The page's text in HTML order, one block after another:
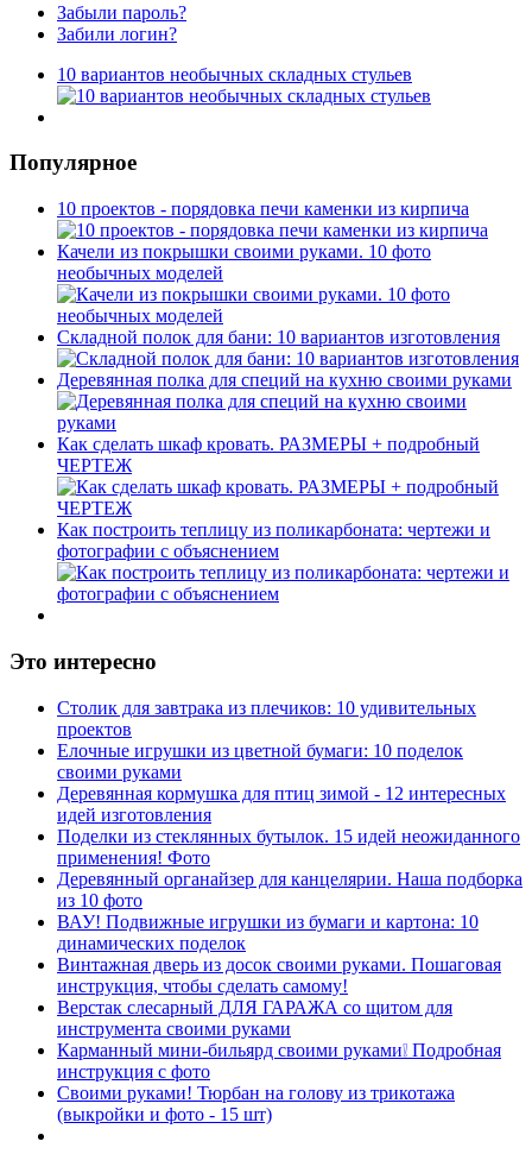
Забыли пароль?
Забили логин?
10 вариантов необычных складных стульев
Популярное
10 проектов - порядовка печи каменки из кирпича
Качели из покрышки своими руками. 10 фото
необычных моделей
Складной полок для бани: 10 вариантов изготовления
Деревянная полка для специй на кухню своими руками
Как сделать шкаф кровать. РАЗМЕРЫ + подробный
ЧЕРТЕЖ
Как построить теплицу из поликарбоната: чертежи и
фотографии с объяснением
Это интересно
Столик для завтрака из плечиков: 10 удивительных
проектов
Елочные игрушки из цветной бумаги: 10 поделок
своими руками
Деревянная кормушка для птиц зимой - 12 интересных
идей изготовления
Поделки из стеклянных бутылок. 15 идей неожиданного
применения! Фото
Деревянный органайзер для канцелярии. Наша подборка
из 10 фото
ВАУ! Подвижные игрушки из бумаги и картона: 10
динамических поделок
Винтажная дверь из досок своими руками. Пошаговая
инструкция, чтобы сделать самому!
Верстак слесарный ДЛЯ ГАРАЖА со щитом для
инструмента своими руками
Карманный мини-бильярд своими руками❕ Подробная
инструкция с фото
Своими руками! Тюрбан на голову из трикотажа
(выкройки и фото - 15 шт)